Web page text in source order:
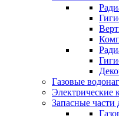
Газовые
Электрические
Запасные части